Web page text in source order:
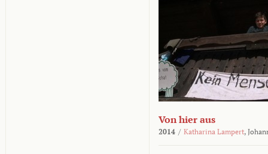
Von hier aus
2014 / Katharina Lampert,